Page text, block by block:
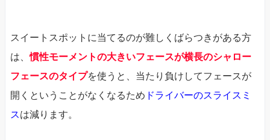
スイートスポットに当てるのが難しくばらつきがある方
は、慣性モーメントの大きいフェースが横長のシャロー
フェースのタイプを使うと、当たり負けしてフェースが
開くということがなくなるため ドライバーのスライスミ
スは減ります。